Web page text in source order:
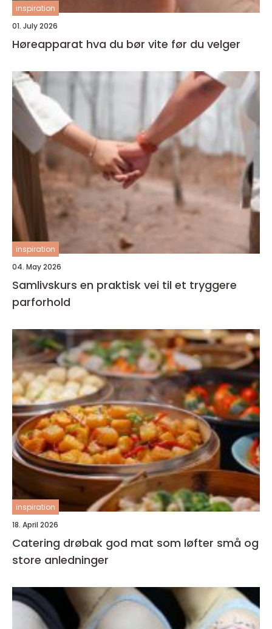
inspiration
01. July 2026
Høreapparat hva du bør vite før du velger
inspiration
04. May 2026
Samlivskurs en praktisk vei til et tryggere
parforhold
inspiration
18. April 2026
Catering drøbak god mat som løfter små og
store anledninger